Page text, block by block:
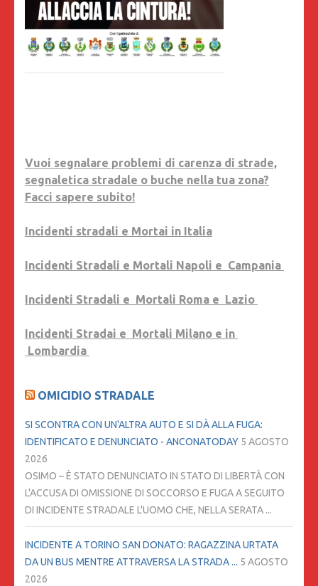
Vuoi segnalare problemi di carenza di strade,
segnaletica stradale o buche nella tua zona?
Facci sapere subito!
Incidenti stradali e Mortai in Italia
Incidenti Stradali e Mortali Napoli e Campania
Incidenti Stradali e Mortali Roma e Lazio
Incidenti Stradai e Mortali Milano e in
Lombardia
OMICIDIO STRADALE
SI SCONTRA CON UN'ALTRA AUTO E SI DÀ ALLA FUGA:
IDENTIFICATO E DENUNCIATO - ANCONATODAY 5 AGOSTO
2026
OSIMO – È STATO DENUNCIATO IN STATO DI LIBERTÀ CON
L'ACCUSA DI OMISSIONE DI SOCCORSO E FUGA A SEGUITO
DI INCIDENTE STRADALE L'UOMO CHE, NELLA SERATA ...
INCIDENTE A TORINO SAN DONATO: RAGAZZINA URTATA
DA UN BUS MENTRE ATTRAVERSA LA STRADA ... 5 AGOSTO
2026